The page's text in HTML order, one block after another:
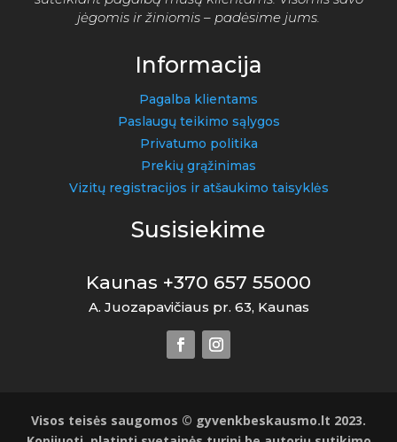
jėgomis ir žiniomis – padėsime jums.
Informacija
Pagalba klientams
Paslaugų teikimo sąlygos
Privatumo politika
Prekių grąžinimas
Vizitų registracijos ir atšaukimo taisyklės
Susisiekime
Kaunas +370 657 55000
A. Juozapavičiaus pr. 63, Kaunas
Visos teisės saugomos © gyvenkbeskausmo.lt 2023.